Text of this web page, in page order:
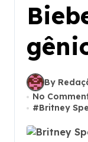
By
No
#Britney